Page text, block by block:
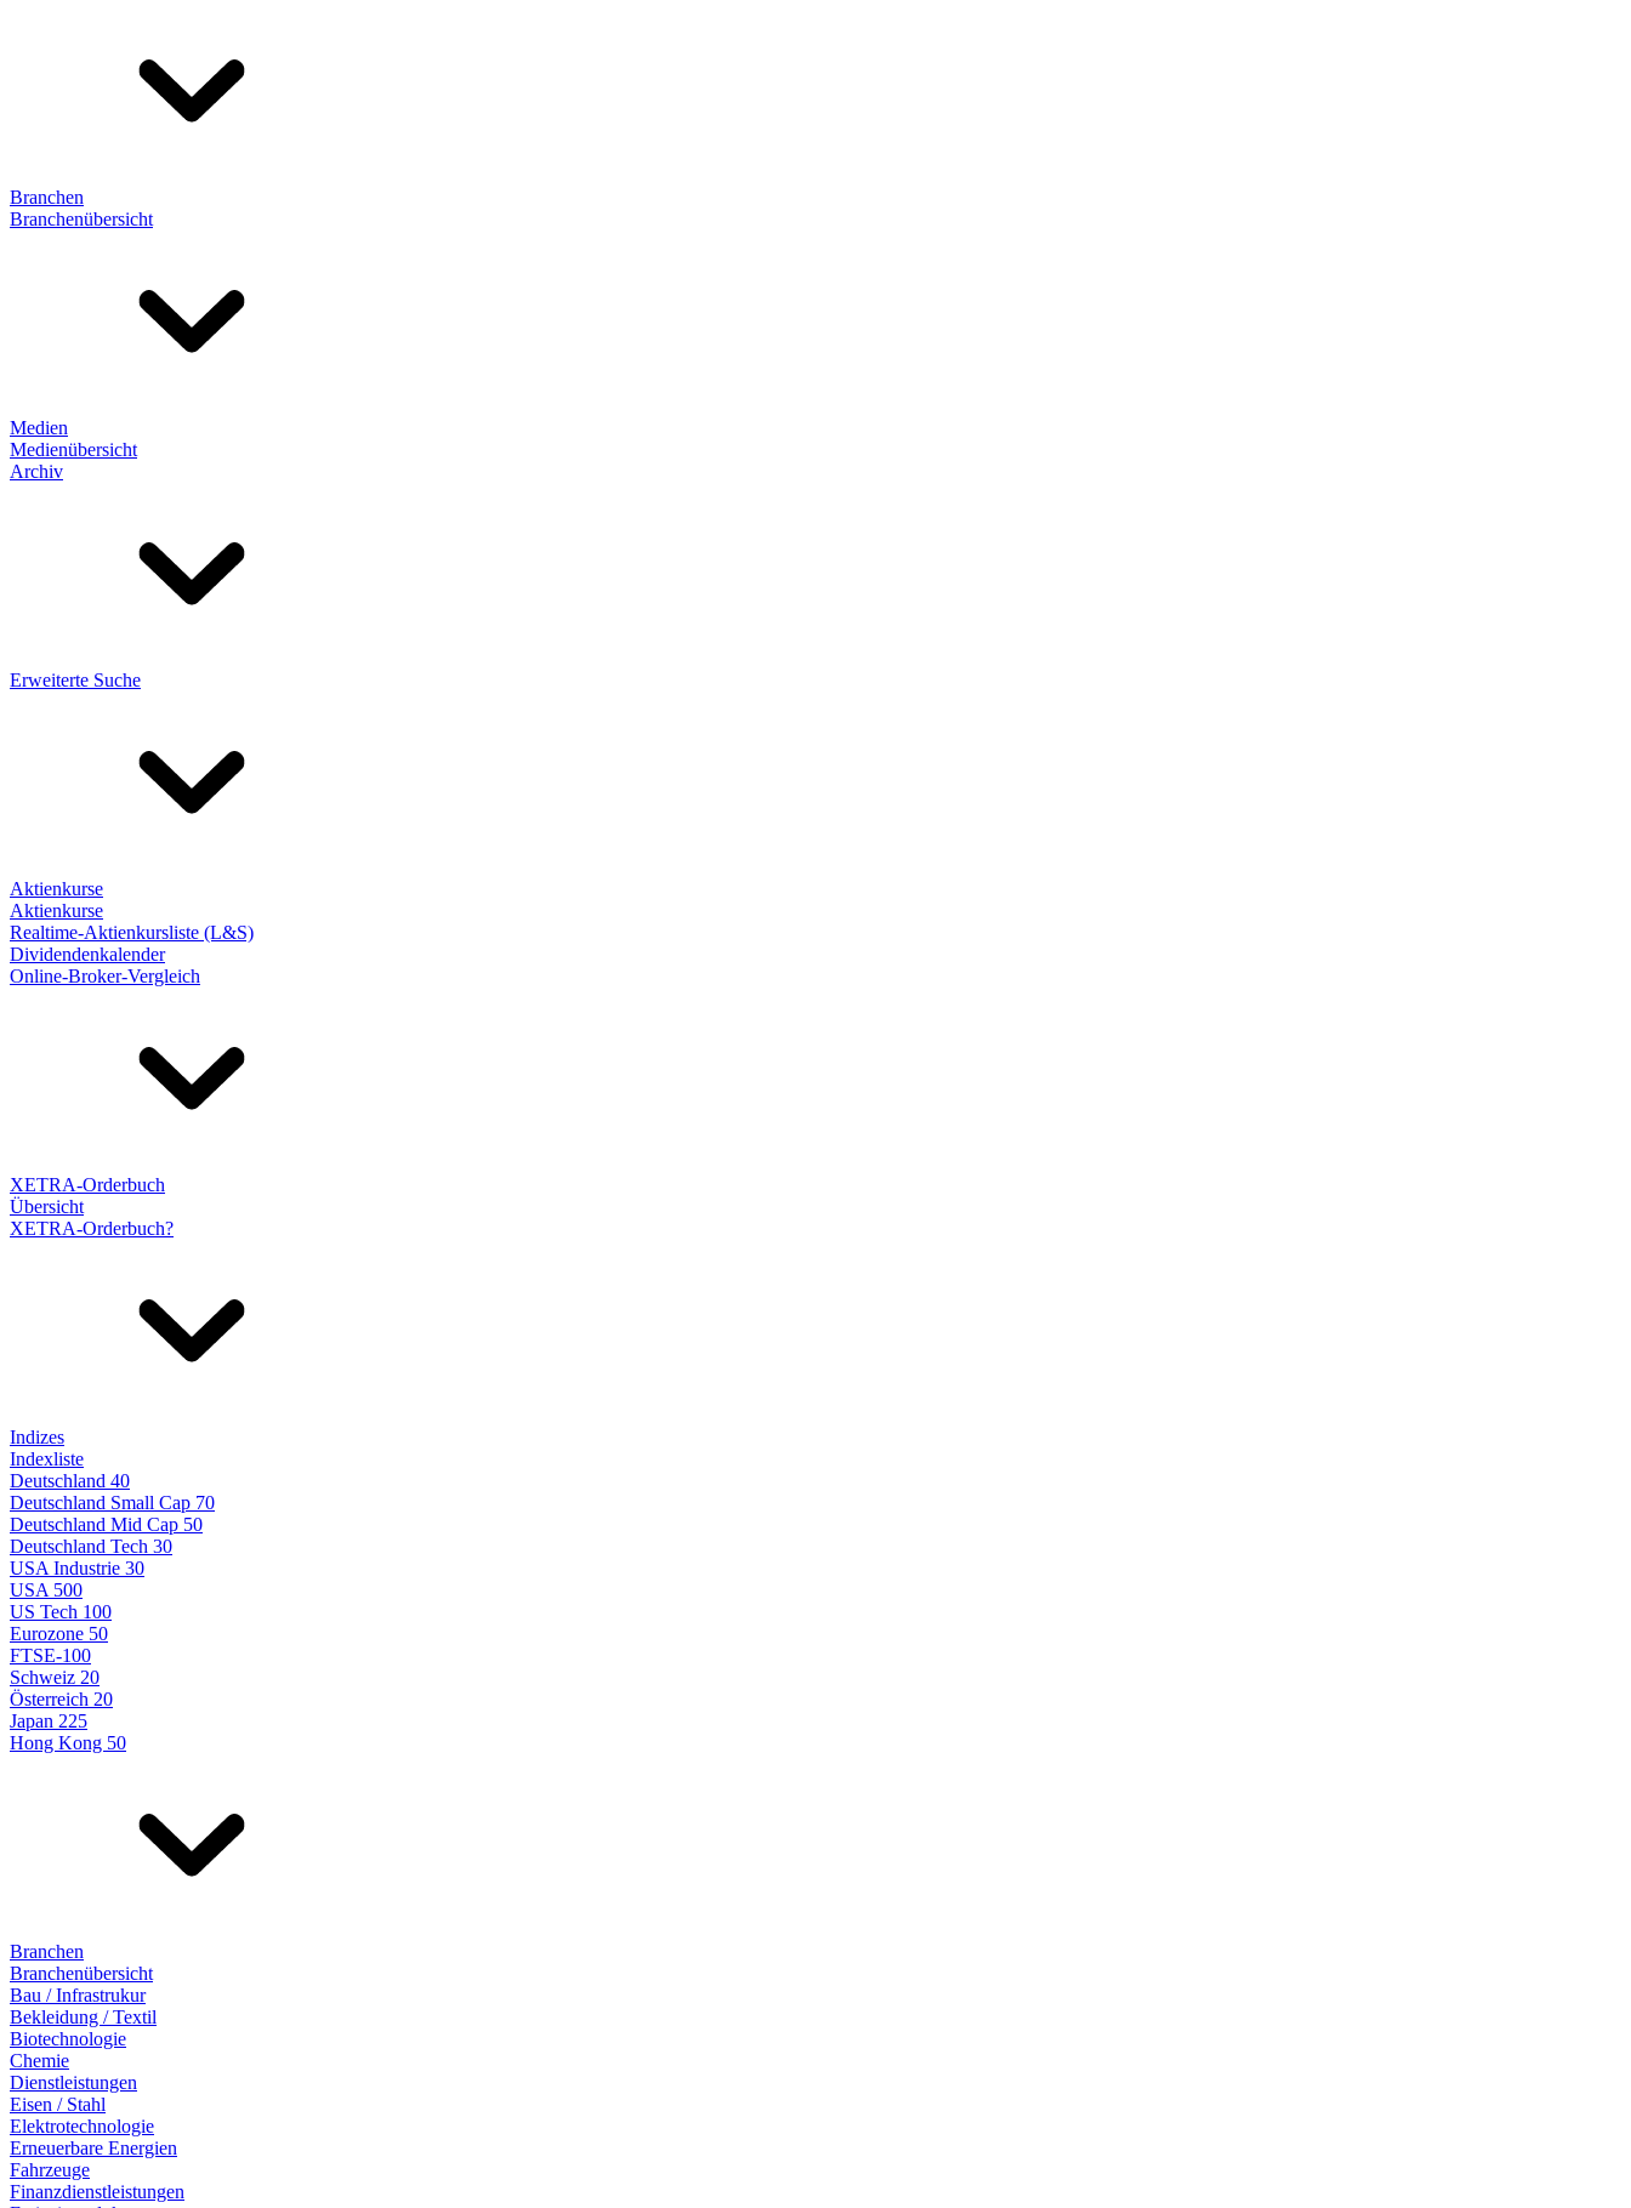
Branchen
Branchenübersicht
Medien
Medienübersicht
Archiv
Erweiterte Suche
Aktienkurse
Aktienkurse
Realtime-Aktienkursliste (L&S)
Dividendenkalender
Online-Broker-Vergleich
XETRA-Orderbuch
Übersicht
XETRA-Orderbuch?
Indizes
Indexliste
Deutschland 40
Deutschland Small Cap 70
Deutschland Mid Cap 50
Deutschland Tech 30
USA Industrie 30
USA 500
US Tech 100
Eurozone 50
FTSE-100
Schweiz 20
Österreich 20
Japan 225
Hong Kong 50
Branchen
Branchenübersicht
Bau / Infrastrukur
Bekleidung / Textil
Biotechnologie
Chemie
Dienstleistungen
Eisen / Stahl
Elektrotechnologie
Erneuerbare Energien
Fahrzeuge
Finanzdienstleistungen